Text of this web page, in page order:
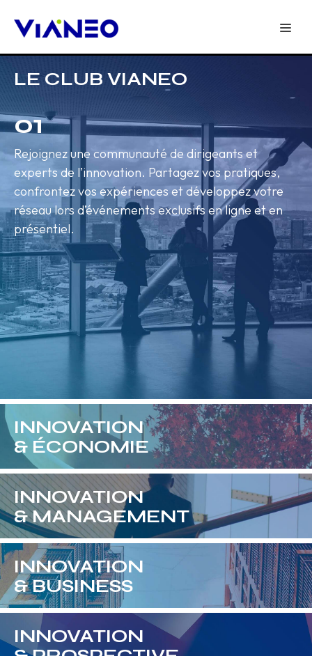
LE CLUB VIANEO
01
Rejoignez une communauté de dirigeants et
experts de l’innovation. Partagez vos pratiques,
confrontez vos expériences et développez votre
réseau lors d’événements exclusifs en ligne et en
présentiel.
INNOVATION
& ÉCONOMIE
INNOVATION
& MANAGEMENT
INNOVATION
& BUSINESS
INNOVATION